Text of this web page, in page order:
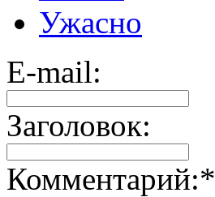
Ужасно
E-mail:
Заголовок:
Комментарий:*